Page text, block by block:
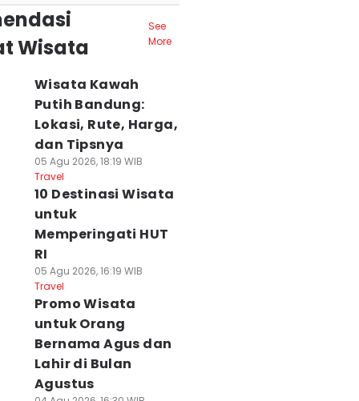
Wisata
See
More
Wisata Kawah
Putih Bandung:
Lokasi, Rute, Harga,
dan Tipsnya
05 Agu 2026, 18:19 WIB
Travel
10 Destinasi Wisata
untuk
Memperingati HUT
RI
05 Agu 2026, 16:19 WIB
Travel
Promo Wisata
untuk Orang
Bernama Agus dan
Lahir di Bulan
Agustus